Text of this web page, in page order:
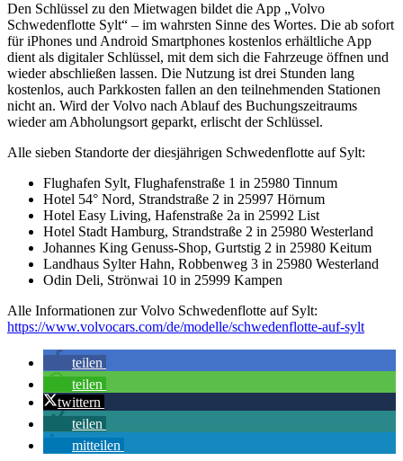
Den Schlüssel zu den Mietwagen bildet die App „Volvo
Schwedenflotte Sylt“ – im wahrsten Sinne des Wortes. Die ab sofort
für iPhones und Android Smartphones kostenlos erhältliche App
dient als digitaler Schlüssel, mit dem sich die Fahrzeuge öffnen und
wieder abschließen lassen. Die Nutzung ist drei Stunden lang
kostenlos, auch Parkkosten fallen an den teilnehmenden Stationen
nicht an. Wird der Volvo nach Ablauf des Buchungszeitraums
wieder am Abholungsort geparkt, erlischt der Schlüssel.
Alle sieben Standorte der diesjährigen Schwedenflotte auf Sylt:
Flughafen Sylt, Flughafenstraße 1 in 25980 Tinnum
Hotel 54° Nord, Strandstraße 2 in 25997 Hörnum
Hotel Easy Living, Hafenstraße 2a in 25992 List
Hotel Stadt Hamburg, Strandstraße 2 in 25980 Westerland
Johannes King Genuss-Shop, Gurtstig 2 in 25980 Keitum
Landhaus Sylter Hahn, Robbenweg 3 in 25980 Westerland
Odin Deli, Strönwai 10 in 25999 Kampen
Alle Informationen zur Volvo Schwedenflotte auf Sylt:
https://www.volvocars.com/de/modelle/schwedenflotte-auf-sylt
teilen
teilen
twittern
teilen
mitteilen